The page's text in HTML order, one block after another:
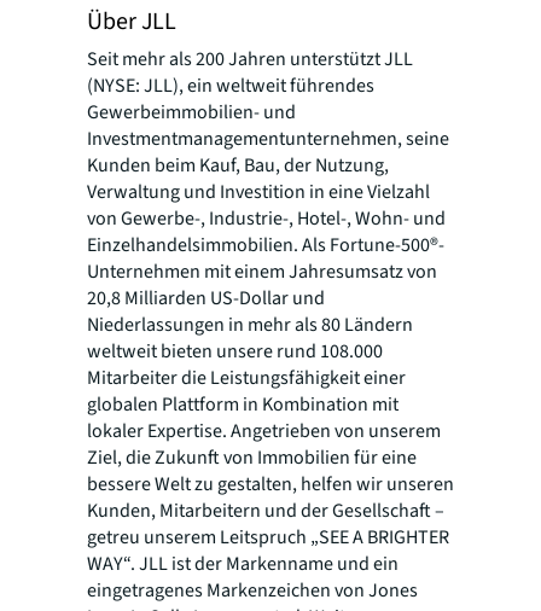
Über JLL
Seit mehr als 200 Jahren unterstützt JLL
(NYSE: JLL), ein weltweit führendes
Gewerbeimmobilien- und
Investmentmanagementunternehmen, seine
Kunden beim Kauf, Bau, der Nutzung,
Verwaltung und Investition in eine Vielzahl
von Gewerbe-, Industrie-, Hotel-, Wohn- und
Einzelhandelsimmobilien. Als Fortune-500®-
Unternehmen mit einem Jahresumsatz von
20,8 Milliarden US-Dollar und
Niederlassungen in mehr als 80 Ländern
weltweit bieten unsere rund 108.000
Mitarbeiter die Leistungsfähigkeit einer
globalen Plattform in Kombination mit
lokaler Expertise. Angetrieben von unserem
Ziel, die Zukunft von Immobilien für eine
bessere Welt zu gestalten, helfen wir unseren
Kunden, Mitarbeitern und der Gesellschaft –
getreu unserem Leitspruch „SEE A BRIGHTER
WAY“. JLL ist der Markenname und ein
eingetragenes Markenzeichen von Jones